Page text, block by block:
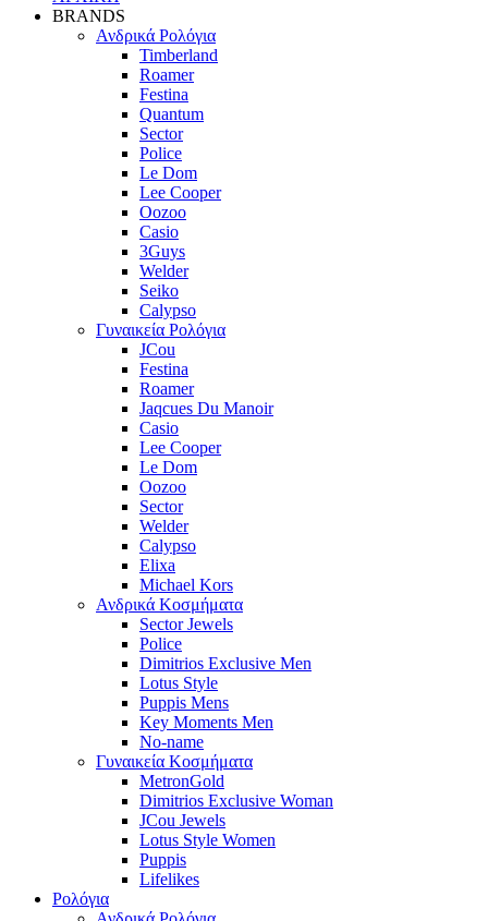
BRANDS
Ανδρικά Ρολόγια
Timberland
Roamer
Festina
Quantum
Sector
Police
Le Dom
Lee Cooper
Oozoo
Casio
3Guys
Welder
Seiko
Calypso
Γυναικεία Ρολόγια
JCou
Festina
Roamer
Jaqcues Du Manoir
Casio
Lee Cooper
Le Dom
Oozoo
Sector
Welder
Calypso
Elixa
Michael Kors
Ανδρικά Κοσμήματα
Sector Jewels
Police
Dimitrios Exclusive Men
Lotus Style
Puppis Mens
Key Moments Men
No-name
Γυναικεία Κοσμήματα
MetronGold
Dimitrios Exclusive Woman
JCou Jewels
Lotus Style Women
Puppis
Lifelikes
Ρολόγια